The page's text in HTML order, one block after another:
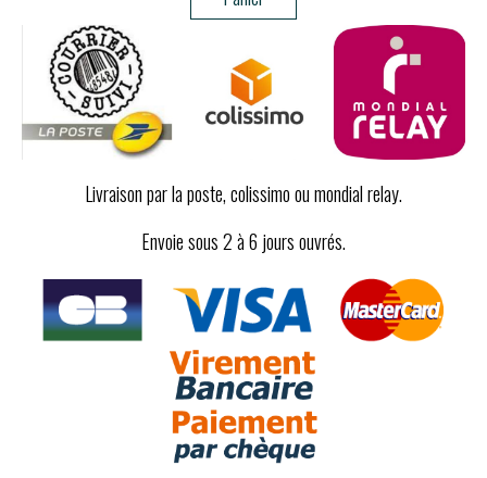
Livraison par la poste, colissimo ou mondial relay.
Envoie sous 2 à 6 jours ouvrés.